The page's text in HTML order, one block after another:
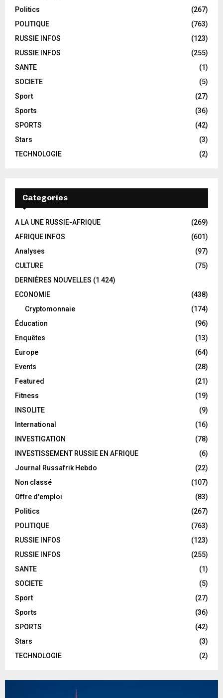
Politics
(267)
POLITIQUE
(763)
RUSSIE INFOS
(123)
RUSSIE INFOS
(255)
SANTE
(1)
SOCIETE
(5)
Sport
(27)
Sports
(36)
SPORTS
(42)
Stars
(3)
TECHNOLOGIE
(2)
Categories
A LA UNE RUSSIE-AFRIQUE
(269)
AFRIQUE INFOS
(601)
Analyses
(97)
CULTURE
(75)
DERNIÈRES NOUVELLES (1 424)
ECONOMIE
(438)
Cryptomonnaie
(174)
Éducation
(96)
Enquêtes
(13)
Europe
(64)
Events
(28)
Featured
(21)
Fitness
(19)
INSOLITE
(9)
International
(16)
INVESTIGATION
(78)
INVESTISSEMENT RUSSIE EN AFRIQUE
(6)
Journal Russafrik Hebdo
(22)
Non classé
(107)
Offre d'emploi
(83)
Politics
(267)
POLITIQUE
(763)
RUSSIE INFOS
(123)
RUSSIE INFOS
(255)
SANTE
(1)
SOCIETE
(5)
Sport
(27)
Sports
(36)
SPORTS
(42)
Stars
(3)
TECHNOLOGIE
(2)